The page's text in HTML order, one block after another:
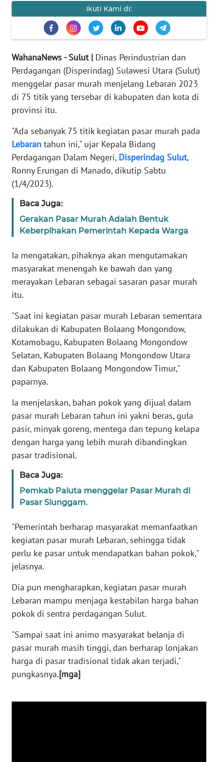
Ikuti Kami di:
WahanaNews - Sulut | Dinas Perindustrian dan
Perdagangan (Disperindag) Sulawesi Utara (Sulut)
menggelar pasar murah menjelang Lebaran 2023
di 75 titik yang tersebar di kabupaten dan kota di
provinsi itu.
"Ada sebanyak 75 titik kegiatan pasar murah pada
Lebaran tahun ini," ujar Kepala Bidang
Perdagangan Dalam Negeri, Disperindag Sulut,
Ronny Erungan di Manado, dikutip Sabtu
(1/4/2023).
Baca Juga:
Gerakan Pasar Murah Adalah Bentuk
Keberpihakan Pemerintah Kepada Warga
Ia mengatakan, pihaknya akan mengutamakan
masyarakat menengah ke bawah dan yang
merayakan Lebaran sebagai sasaran pasar murah
itu.
"Saat ini kegiatan pasar murah Lebaran sementara
dilakukan di Kabupaten Bolaang Mongondow,
Kotamobagu, Kabupaten Bolaang Mongondow
Selatan, Kabupaten Bolaang Mongondow Utara
dan Kabupaten Bolaang Mongondow Timur,"
paparnya.
Ia menjelaskan, bahan pokok yang dijual dalam
pasar murah Lebaran tahun ini yakni beras, gula
pasir, minyak goreng, mentega dan tepung kelapa
dengan harga yang lebih murah dibandingkan
pasar tradisional.
Baca Juga:
Pemkab Paluta menggelar Pasar Murah di
Pasar Siunggam.
"Pemerintah berharap masyarakat memanfaatkan
kegiatan pasar murah Lebaran, sehingga tidak
perlu ke pasar untuk mendapatkan bahan pokok,"
jelasnya.
Dia pun mengharapkan, kegiatan pasar murah
Lebaran mampu menjaga kestabilan harga bahan
pokok di sentra perdagangan Sulut.
"Sampai saat ini animo masyarakat belanja di
pasar murah masih tinggi, dan berharap lonjakan
harga di pasar tradisional tidak akan terjadi,"
pungkasnya.[mga]
TENTANG
KAMI
PEDOMAN
MEDIA
SIBER
REDAKSI
KARIR
Wahana
Regional
SUMUT
WN
JABAR
WN
BANTEN
WN
NTT
WN
KEPRI
WN
PAPUA
PAPUA
BARAT
RIAU
WN
WN
WN
SULTRA